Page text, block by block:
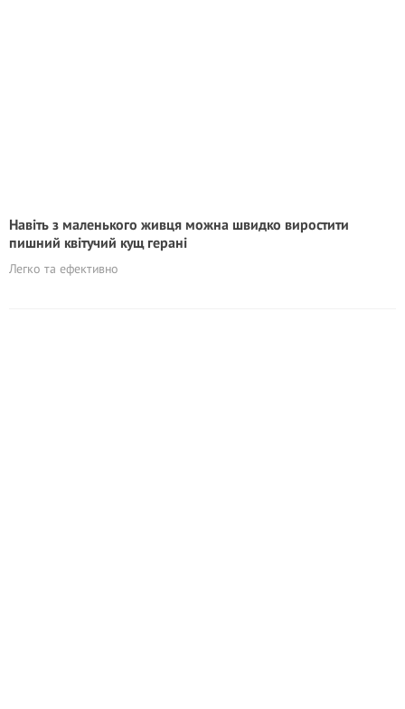
Навіть з маленького живця можна швидко виростити
пишний квітучий кущ герані
Легко та ефективно